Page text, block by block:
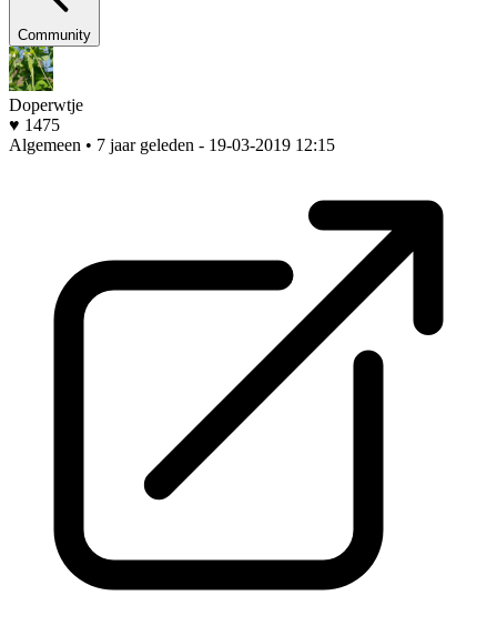
Community
Doperwtje
♥ 1475
Algemeen • 7 jaar geleden - 19-03-2019 12:15